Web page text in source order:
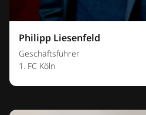
Philipp Liesenfeld
Geschäftsführer
1. FC Köln